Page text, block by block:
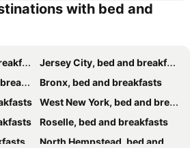
with bed and
Jersey City, bed and breakfasts
Bronx, bed and breakfasts
West New York, bed and breakfasts
Roselle, bed and breakfasts
North Hempstead, bed and breakfasts